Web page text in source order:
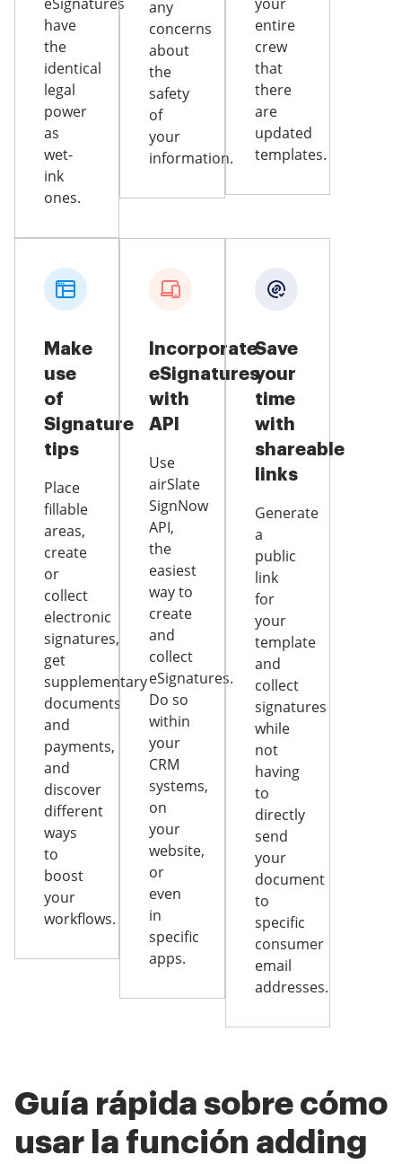
have
the
identical
legal
power
as
wet-
ink
ones.
any
concerns
about
the
safety
of
your
information.
entire
crew
that
there
are
updated
templates.
Make
use
of
Signature
tips
Place
fillable
areas,
create
or
collect
electronic
signatures,
get
supplementary
documents
and
payments,
and
discover
different
ways
to
boost
your
workflows.
Incorporate
eSignatures
with
API
Use
airSlate
SignNow
API,
the
easiest
way to
create
and
collect
eSignatures.
Do so
within
your
CRM
systems,
on
your
website,
or
even
in
specific
apps.
Save
your
time
with
shareable
links
Generate
a
public
link
for
your
template
and
collect
signatures
while
not
having
to
directly
send
your
document
to
specific
consumer
email
addresses.
Guía rápida sobre cómo
usar la función adding